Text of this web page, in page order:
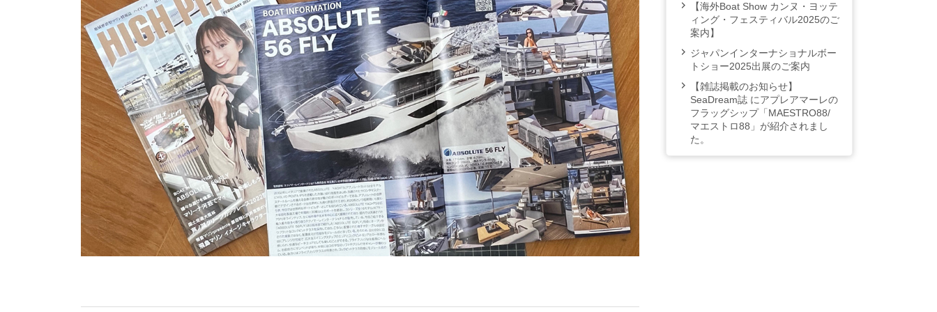
【海外Boat Show カンヌ・ヨッテ
ィング・フェスティバル2025のご
案内】
ジャパンインターナショナルボー
トショー2025出展のご案内
【雑誌掲載のお知らせ】
SeaDream誌 にアプレアマーレの
フラッグシップ「MAESTRO88/
マエストロ88」が紹介されまし
た。